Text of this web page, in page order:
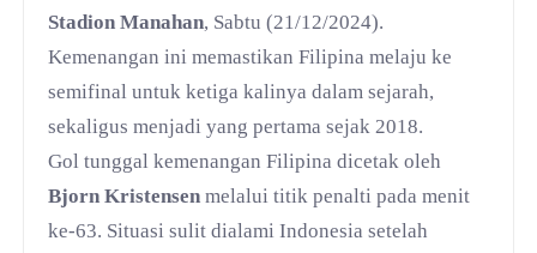
Stadion Manahan, Sabtu (21/12/2024).
Kemenangan ini memastikan Filipina melaju ke
semifinal untuk ketiga kalinya dalam sejarah,
sekaligus menjadi yang pertama sejak 2018.
Gol tunggal kemenangan Filipina dicetak oleh
Bjorn Kristensen melalui titik penalti pada menit
ke-63. Situasi sulit dialami Indonesia setelah